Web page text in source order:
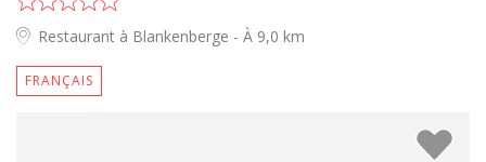
Restaurant à Blankenberge - À 9,0 km
FRANÇAIS